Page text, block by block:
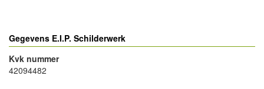
Gegevens E.I.P. Schilderwerk
Kvk nummer
42094482